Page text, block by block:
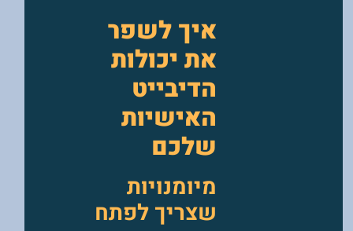
איך לשפר
את יכולות
הדיבייט
האישיות
שלכם
מיומנויות
שצריך לפתח